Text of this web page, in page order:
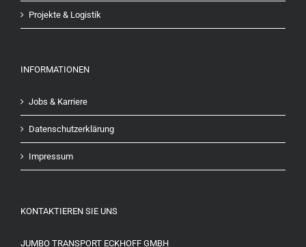
Projekte & Logistik
INFORMATIONEN
Jobs & Karriere
Datenschutzerklärung
Impressum
KONTAKTIEREN SIE UNS
JUMBO TRANSPORT ECKHOFF GMBH